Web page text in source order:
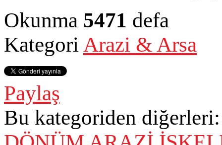
Okunma 5471 defa
Kategori Arazi & Arsa
Paylaş
Bu kategoriden diğerleri: